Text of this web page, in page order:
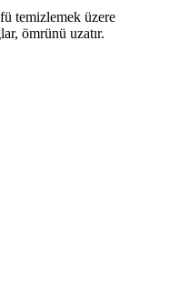
temizlemek üzere
ömrünü uzatır.